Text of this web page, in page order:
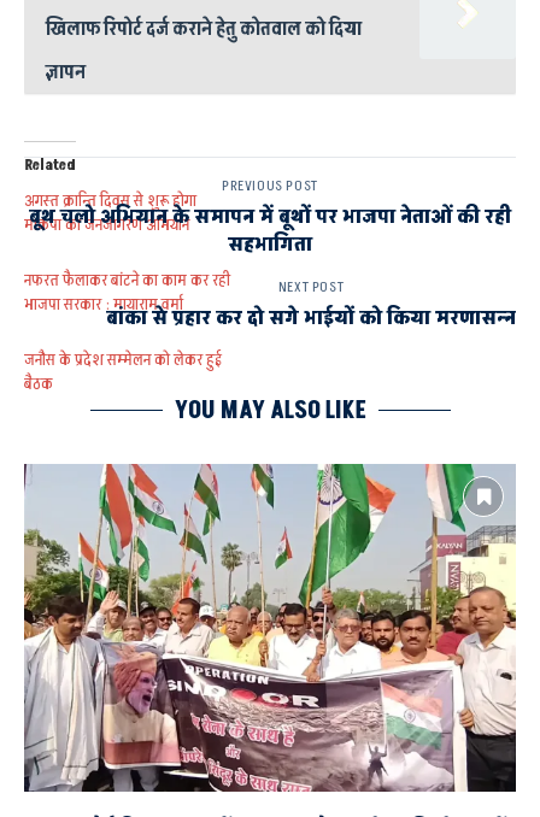
खिलाफ रिपोर्ट दर्ज कराने हेतु कोतवाल को दिया
ज्ञापन
Related
अगस्त क्रान्ति दिवस से शुरू होगा
माकपा का जनजागरण अभियान
नफरत फैलाकर बांटने का काम कर रही
भाजपा सरकार : मायाराम वर्मा
जनौस के प्रदेश सम्मेलन को लेकर हुई
बैठक
PREVIOUS POST
बूथ चलो अभियान के समापन में बूथों पर भाजपा नेताओं की रही
सहभागिता
NEXT POST
बांका से प्रहार कर दो सगे भाईयों को किया मरणासन्न
YOU MAY ALSO LIKE